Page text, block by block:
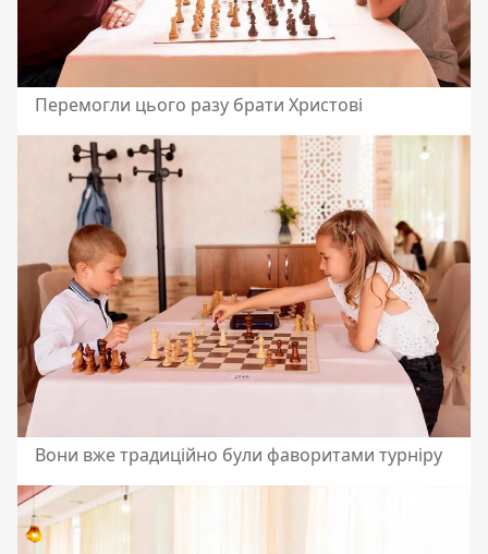
Перемогли цього разу брати Христові
Вони вже традиційно були фаворитами турніру